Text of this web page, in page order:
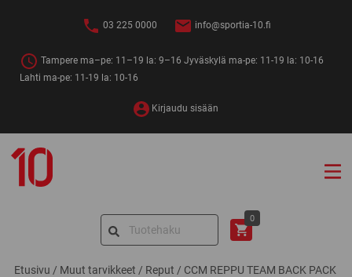
03 225 0000 info@sportia-10.fi
Tampere ma–pe: 11–19 la: 9–16 Jyväskylä ma-pe: 11-19 la: 10-16
Lahti ma-pe: 11-19 la: 10-16
Kirjaudu sisään
10
Search
0
Etusivu / Muut tarvikkeet / Reput / CCM REPPU TEAM BACK PACK